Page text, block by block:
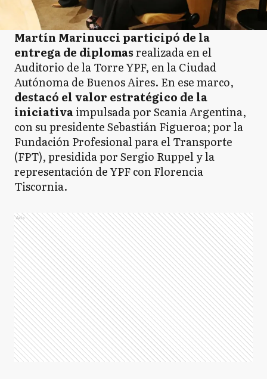
Martín Marinucci participó de la
entrega de diplomasrealizada en el
Auditorio de la Torre YPF, en la Ciudad
Autónoma de Buenos Aires. En ese marco,
destacó el valor estratégico de la
iniciativaimpulsada por Scania Argentina,
con su presidente Sebastián Figueroa; por la
Fundación Profesional para el Transporte
(FPT), presidida por Sergio Ruppel y la
representación de YPF con Florencia
Tiscornia.
Ads